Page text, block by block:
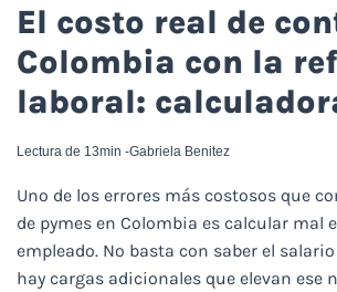
El costo real de
Colombia con la
laboral:
Gabriela Benitez
Lectura de 13min -
Uno de los errores más costosos que
de pymes en Colombia es calcular mal
empleado. No basta con saber el
hay cargas adicionales que elevan ese